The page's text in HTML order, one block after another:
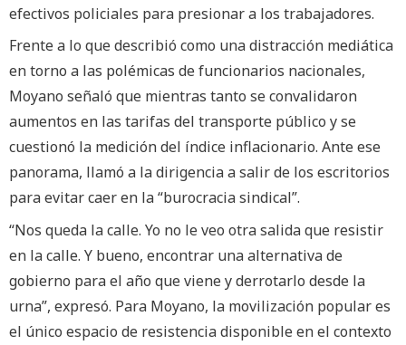
efectivos policiales para presionar a los trabajadores.
Frente a lo que describió como una distracción mediática
en torno a las polémicas de funcionarios nacionales,
Moyano señaló que mientras tanto se convalidaron
aumentos en las tarifas del transporte público y se
cuestionó la medición del índice inflacionario. Ante ese
panorama, llamó a la dirigencia a salir de los escritorios
para evitar caer en la “burocracia sindical”.
“Nos queda la calle. Yo no le veo otra salida que resistir
en la calle. Y bueno, encontrar una alternativa de
gobierno para el año que viene y derrotarlo desde la
urna”, expresó. Para Moyano, la movilización popular es
el único espacio de resistencia disponible en el contexto